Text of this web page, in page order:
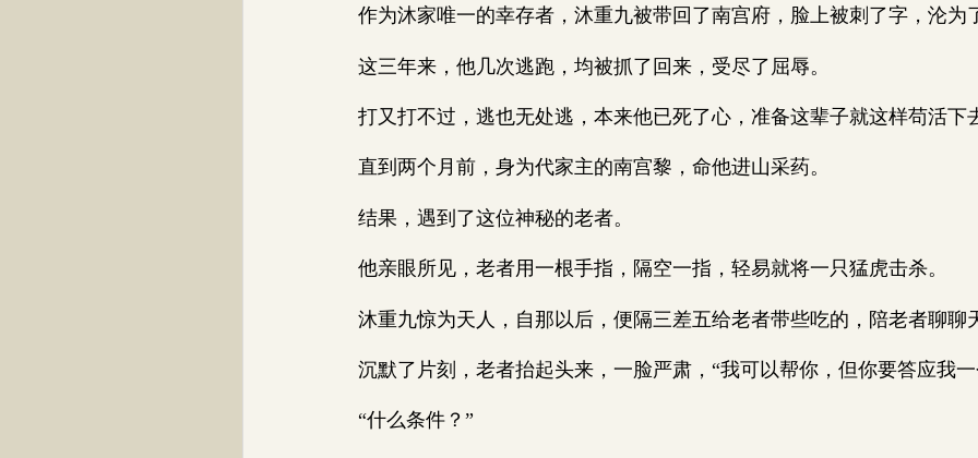
作为沐家唯一的幸存者，沐重九被带回了南宫府，脸上被刺了字，沦为
这三年来，他几次逃跑，均被抓了回来，受尽了屈辱。
打又打不过，逃也无处逃，本来他已死了心，准备这辈子就这样苟活下
直到两个月前，身为代家主的南宫黎，命他进山采药。
结果，遇到了这位神秘的老者。
他亲眼所见，老者用一根手指，隔空一指，轻易就将一只猛虎击杀。
沐重九惊为天人，自那以后，便隔三差五给老者带些吃的，陪老者聊聊
沉默了片刻，老者抬起头来，一脸严肃，“我可以帮你，但你要答应我一
“什么条件？”